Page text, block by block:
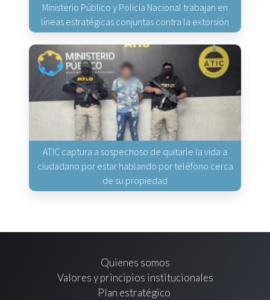
Ministerio Público y Policía Nacional trabajan en
líneas estratégicas conjuntas contra la extorsión
ATIC captura a sospechoso de quitarle la vida a
ciudadano por estar hablando por teléfono cerca
de su propiedad
Quienes somos
Valores y principios institucionales
Plan estratégico